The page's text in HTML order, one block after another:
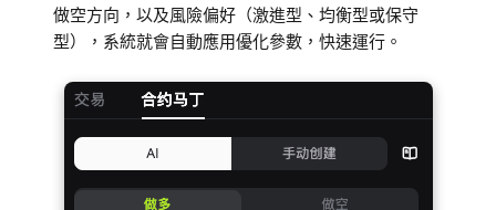
做空方向，以及風險偏好（激進型、均衡型或保守
型），系統就會自動應用優化參數，快速運行。